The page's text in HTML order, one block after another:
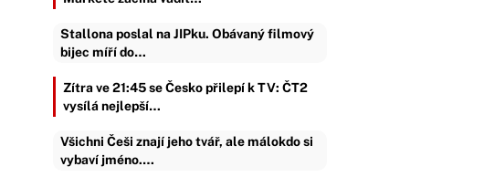
Stallona poslal na JIPku. Obávaný filmový
bijec míří do…
Zítra ve 21:45 se Česko přilepí k TV: ČT2
vysílá nejlepší…
Všichni Češi znají jeho tvář, ale málokdo si
vybaví jméno.…